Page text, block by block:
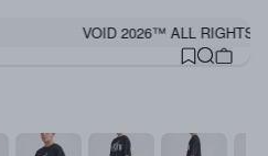
VOID 2026™ ALL RIGHTS